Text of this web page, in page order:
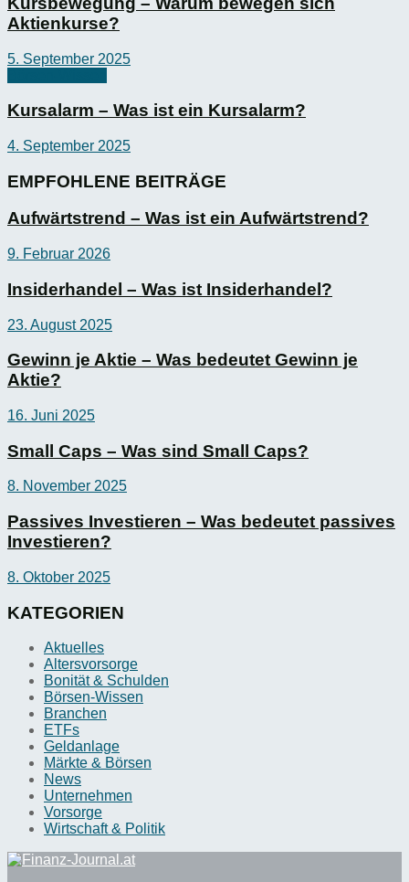
Aktienkurse?
5. September 2025
Kursalarm – Was ist ein Kursalarm?
4. September 2025
EMPFOHLENE BEITRÄGE
Aufwärtstrend – Was ist ein Aufwärtstrend?
9. Februar 2026
Insiderhandel – Was ist Insiderhandel?
23. August 2025
Gewinn je Aktie – Was bedeutet Gewinn je
Aktie?
16. Juni 2025
Small Caps – Was sind Small Caps?
8. November 2025
Passives Investieren – Was bedeutet passives
Investieren?
8. Oktober 2025
KATEGORIEN
Aktuelles
Altersvorsorge
Bonität & Schulden
Börsen-Wissen
Branchen
ETFs
Geldanlage
Märkte & Börsen
News
Unternehmen
Vorsorge
Wirtschaft & Politik